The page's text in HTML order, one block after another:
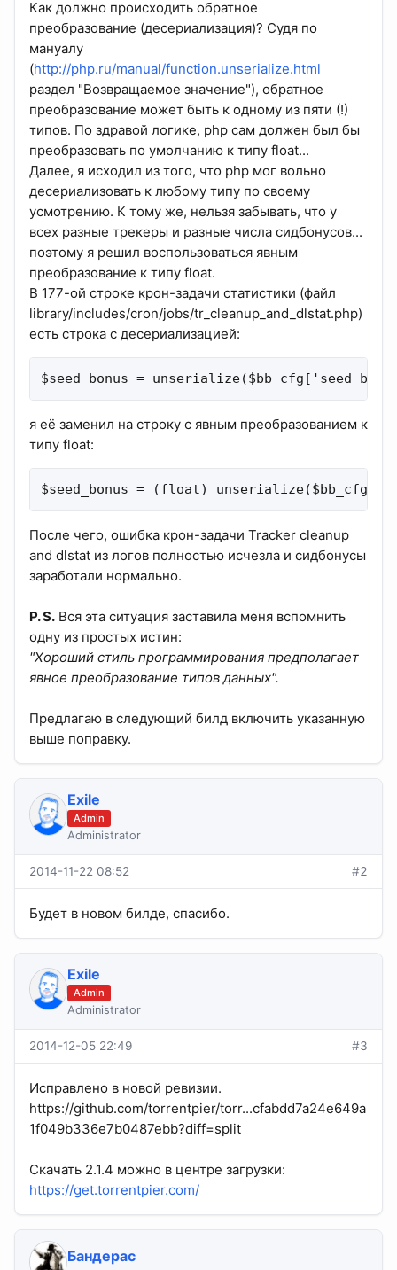
Как должно происходить обратное
преобразование (десериализация)? Судя по
мануалу
(http://php.ru/manual/function.unserialize.html
раздел "Возвращаемое значение"), обратное
преобразование может быть к одному из пяти (!)
типов. По здравой логике, php сам должен был бы
преобразовать по умолчанию к типу float...
Далее, я исходил из того, что php мог вольно
десериализовать к любому типу по своему
усмотрению. К тому же, нельзя забывать, что у
всех разные трекеры и разные числа сидбонусов...
поэтому я решил воспользоваться явным
преобразование к типу float.
В 177-ой строке крон-задачи статистики (файл
library/includes/cron/jobs/tr_cleanup_and_dlstat.php)
есть строка с десериализацией:
$seed_bonus =
я её заменил на строку с явным преобразованием к
типу float:
$seed_bonus = (float)
После чего, ошибка крон-задачи Tracker cleanup
and dlstat из логов полностью исчезла и сидбонусы
заработали нормально.
P. S. Вся эта ситуация заставила меня вспомнить
одну из простых истин:
"Хороший стиль программирования предполагает
явное преобразование типов данных".
Предлагаю в следующий билд включить указанную
выше поправку.
Exile
Admin
Administrator
2014-11-22 08:52 #2
Будет в новом билде, спасибо.
Exile
Admin
Administrator
2014-12-05 22:49 #3
Исправлено в новой ревизии.
https://github.com/torrentpier/torr...cfabdd7a24e649a
1f049b336e7b0487ebb?diff=split
Скачать 2.1.4 можно в центре загрузки:
https://get.torrentpier.com/
Бандерас